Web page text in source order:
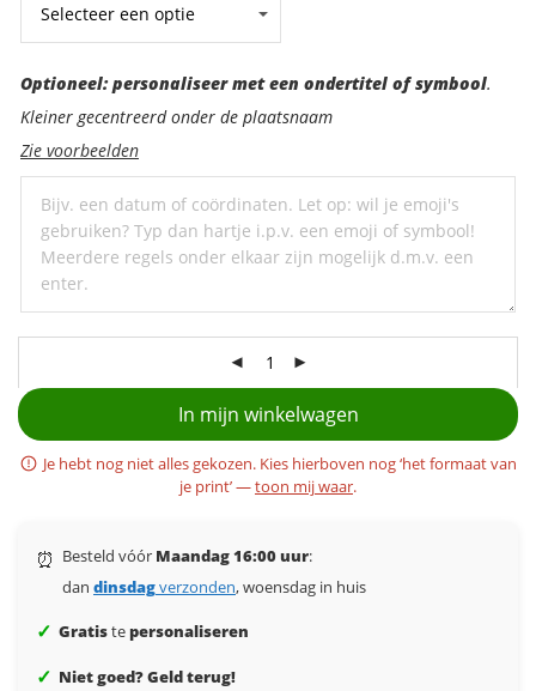
Optioneel:
personaliseer
met
een
ondertitel
Optioneel: personaliseer met een ondertitel of symbool.
Kleiner gecentreerd onder de plaatsnaam
Zie voorbeelden
In mijn winkelwagen
Je hebt nog niet alles gekozen. Kies hierboven nog ‘het formaat van
je print’ —toon mij waar.
⏰ Besteld vóór Maandag 16:00 uur:
dan dinsdagverzonden, woensdag in huis
✓ Gratistepersonaliseren
✓ Niet goed? Geld terug!